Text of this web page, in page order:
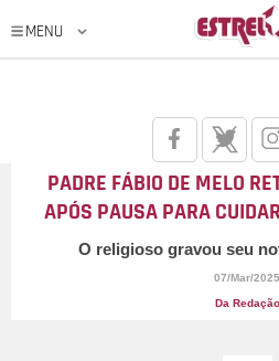
PADRE FÁBIO DE MELO
APÓS PAUSA PARA
O religioso gravou seu
07/Mar/2025
Da Redação